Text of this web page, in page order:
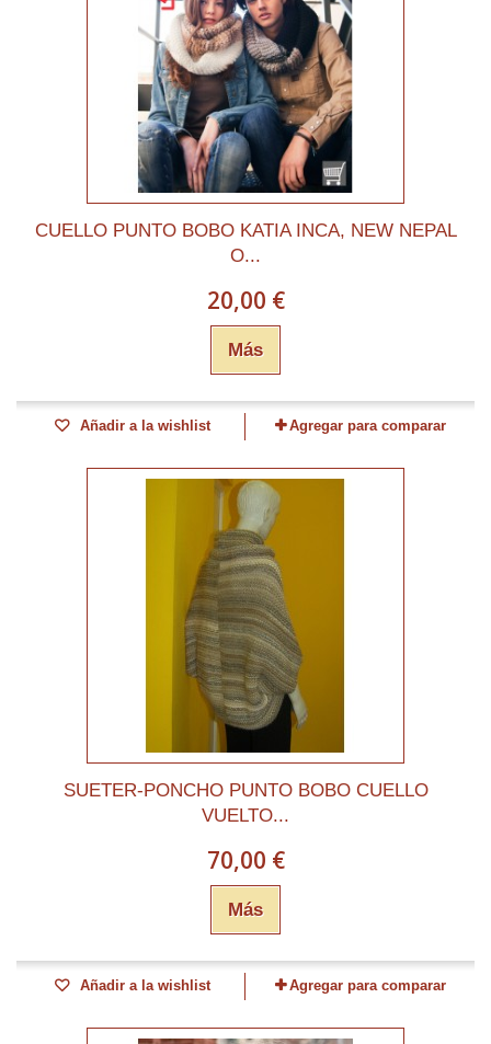
CUELLO PUNTO BOBO KATIA INCA, NEW NEPAL
O...
20,00 €
Más
Añadir a la wishlist Agregar para comparar
SUETER-PONCHO PUNTO BOBO CUELLO
VUELTO...
70,00 €
Más
Añadir a la wishlist Agregar para comparar